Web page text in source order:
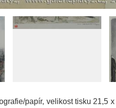
papír, velikost tisku 21,5